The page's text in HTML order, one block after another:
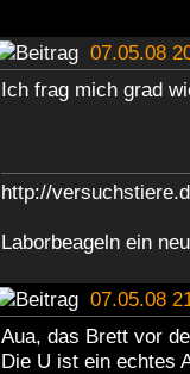
07.05.08
Ich frag mich grad
http://
Laborbeageln ein
07.05.08
Aua, das Brett vor
Die U ist ein echtes